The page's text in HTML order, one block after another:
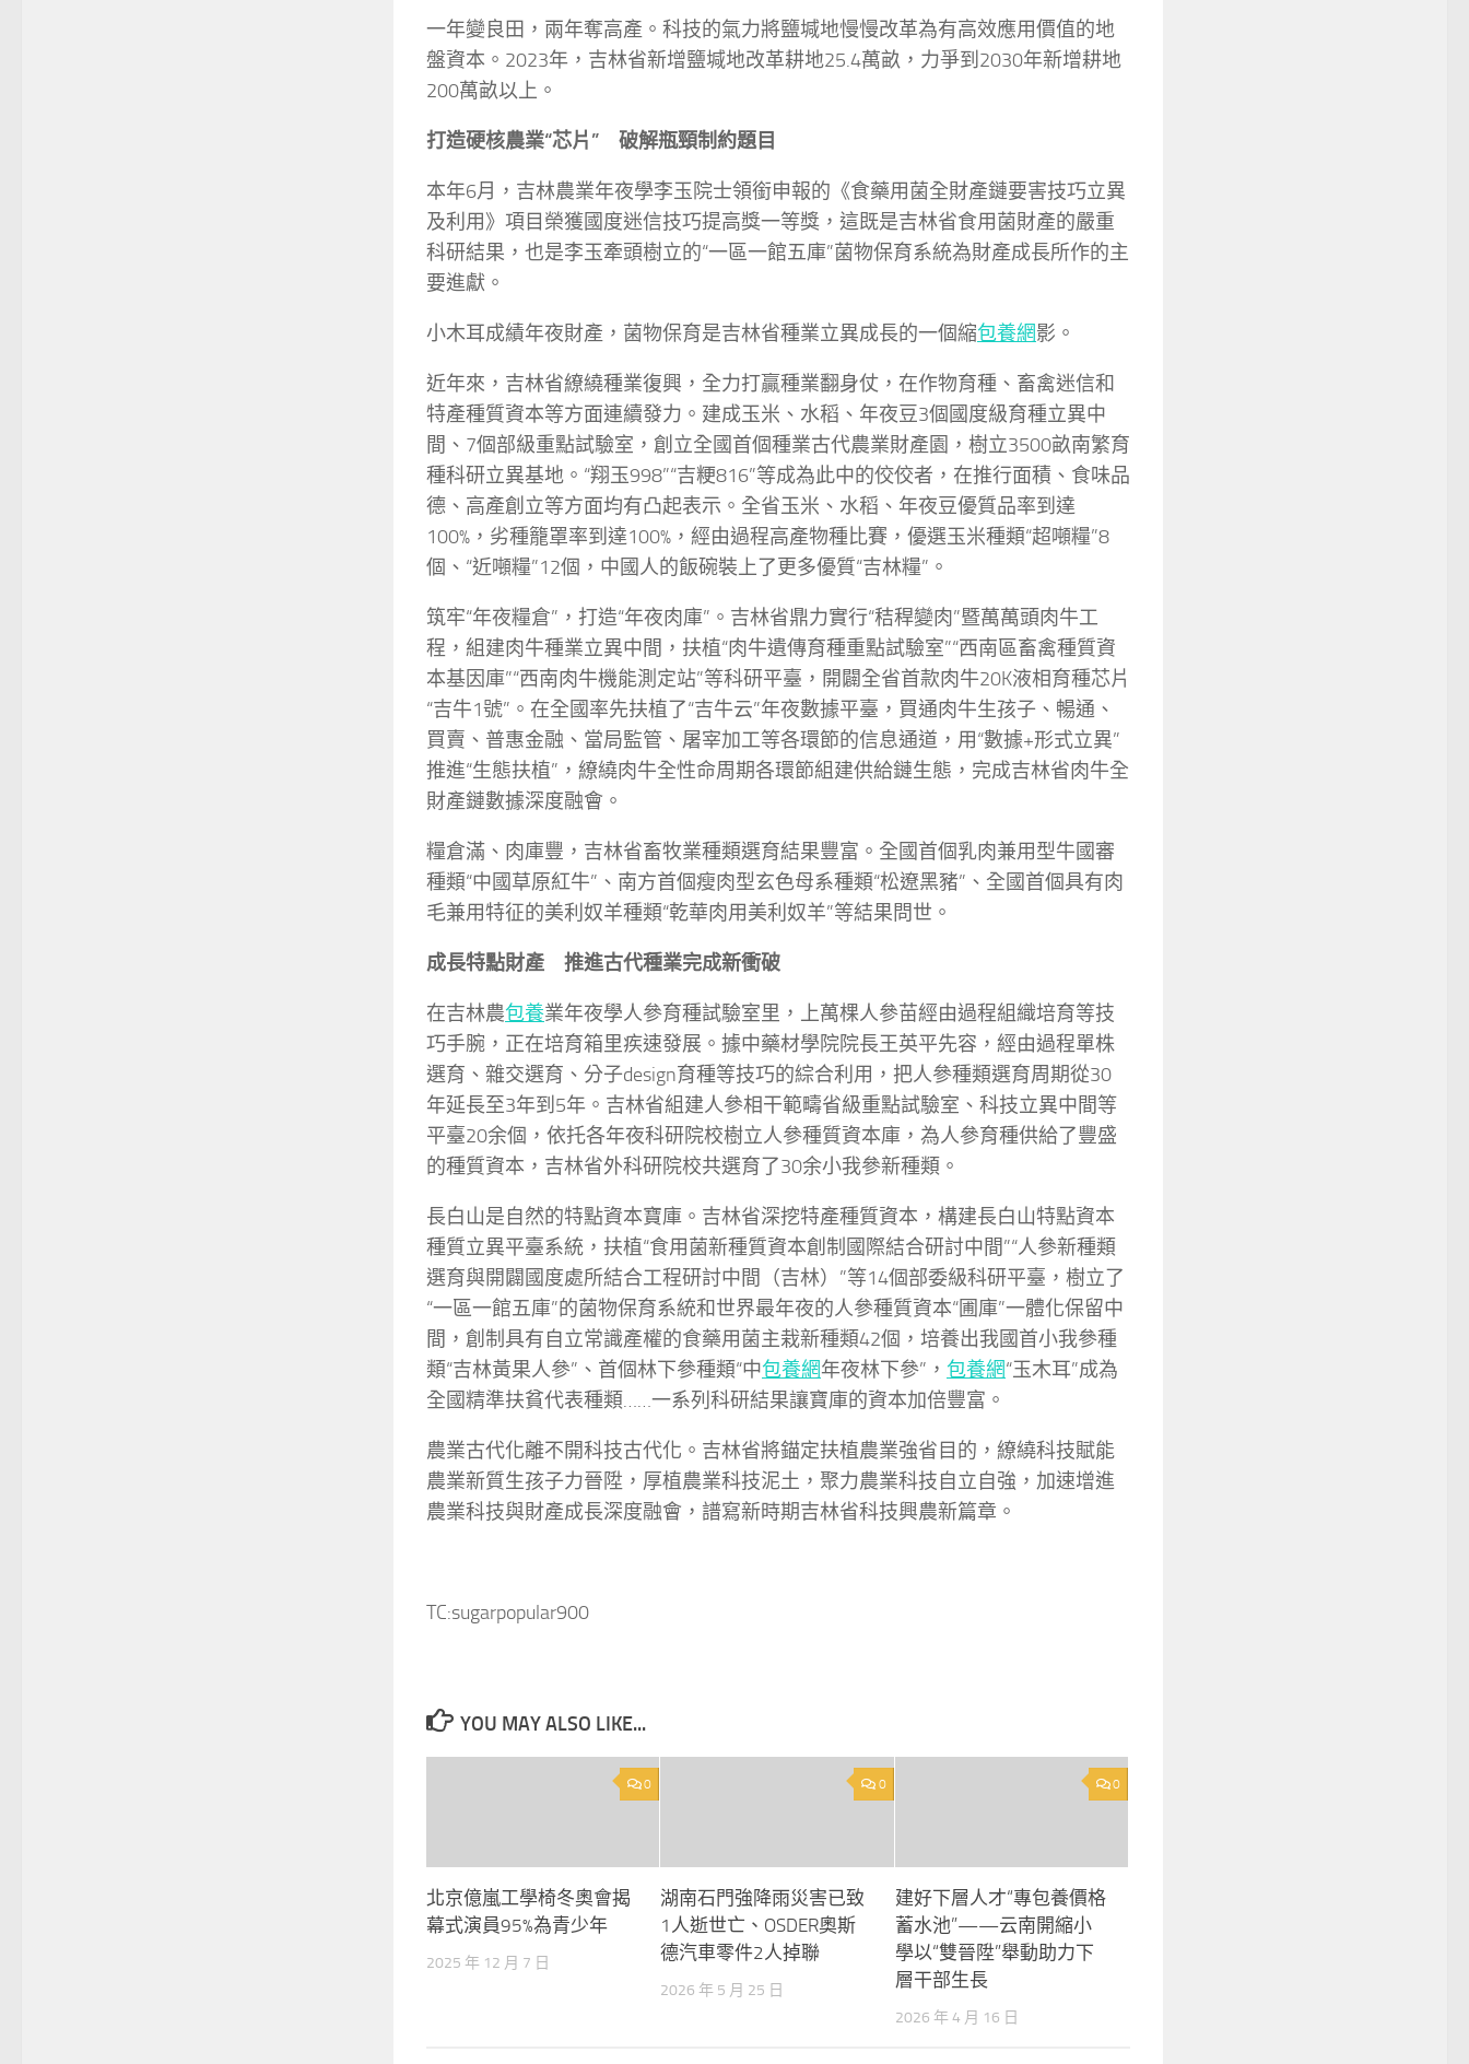
一年變良田，兩年奪高產。科技的氣力將鹽堿地慢慢改革為有高效應用價值的地
盤資本。2023年，吉林省新增鹽堿地改革耕地25.4萬畝，力爭到2030年新增耕地
200萬畝以上。
打造硬核農業“芯片” 破解瓶頸制約題目
本年6月，吉林農業年夜學李玉院士領銜申報的《食藥用菌全財產鏈要害技巧立異
及利用》項目榮獲國度迷信技巧提高獎一等獎，這既是吉林省食用菌財產的嚴重
科研結果，也是李玉牽頭樹立的“一區一館五庫”菌物保育系統為財產成長所作的主
要進獻。
小木耳成績年夜財產，菌物保育是吉林省種業立異成長的一個縮包養網影。
近年來，吉林省繚繞種業復興，全力打贏種業翻身仗，在作物育種、畜禽迷信和
特產種質資本等方面連續發力。建成玉米、水稻、年夜豆3個國度級育種立異中
間、7個部級重點試驗室，創立全國首個種業古代農業財產園，樹立3500畝南繁育
種科研立異基地。“翔玉998”“吉粳816”等成為此中的佼佼者，在推行面積、食味品
德、高產創立等方面均有凸起表示。全省玉米、水稻、年夜豆優質品率到達
100%，劣種籠罩率到達100%，經由過程高產物種比賽，優選玉米種類“超噸糧”8
個、“近噸糧”12個，中國人的飯碗裝上了更多優質“吉林糧”。
筑牢“年夜糧倉”，打造“年夜肉庫”。吉林省鼎力實行“秸稈變肉”暨萬萬頭肉牛工
程，組建肉牛種業立異中間，扶植“肉牛遺傳育種重點試驗室”“西南區畜禽種質資
本基因庫”“西南肉牛機能測定站”等科研平臺，開闢全省首款肉牛20K液相育種芯片
“吉牛1號”。在全國率先扶植了“吉牛云”年夜數據平臺，買通肉牛生孩子、暢通、
買賣、普惠金融、當局監管、屠宰加工等各環節的信息通道，用“數據+形式立異”
推進“生態扶植”，繚繞肉牛全性命周期各環節組建供給鏈生態，完成吉林省肉牛全
財產鏈數據深度融會。
糧倉滿、肉庫豐，吉林省畜牧業種類選育結果豐富。全國首個乳肉兼用型牛國審
種類“中國草原紅牛”、南方首個瘦肉型玄色母系種類“松遼黑豬”、全國首個具有肉
毛兼用特征的美利奴羊種類“乾華肉用美利奴羊”等結果問世。
成長特點財產 推進古代種業完成新衝破
在吉林農包養業年夜學人參育種試驗室里，上萬棵人參苗經由過程組織培育等技
巧手腕，正在培育箱里疾速發展。據中藥材學院院長王英平先容，經由過程單株
選育、雜交選育、分子design育種等技巧的綜合利用，把人參種類選育周期從30
年延長至3年到5年。吉林省組建人參相干範疇省級重點試驗室、科技立異中間等
平臺20余個，依托各年夜科研院校樹立人參種質資本庫，為人參育種供給了豐盛
的種質資本，吉林省外科研院校共選育了30余小我參新種類。
長白山是自然的特點資本寶庫。吉林省深挖特產種質資本，構建長白山特點資本
種質立異平臺系統，扶植“食用菌新種質資本創制國際結合研討中間”“人參新種類
選育與開闢國度處所結合工程研討中間（吉林）”等14個部委級科研平臺，樹立了
“一區一館五庫”的菌物保育系統和世界最年夜的人參種質資本“圃庫”一體化保留中
間，創制具有自立常識產權的食藥用菌主栽新種類42個，培養出我國首小我參種
類“吉林黃果人參”、首個林下參種類“中包養網年夜林下參”， 包養網“玉木耳”成為
全國精準扶貧代表種類……一系列科研結果讓寶庫的資本加倍豐富。
農業古代化離不開科技古代化。吉林省將錨定扶植農業強省目的，繚繞科技賦能
農業新質生孩子力晉陞，厚植農業科技泥土，聚力農業科技自立自強，加速增進
農業科技與財產成長深度融會，譜寫新時期吉林省科技興農新篇章。
TC:sugarpopular900
YOU MAY ALSO LIKE...
0
北京億嵐工學椅冬奧會揭
幕式演員95%為青少年
2025 年 12 月 7 日
0
湖南石門強降雨災害已致
1人逝世亡、OSDER奧斯
德汽車零件2人掉聯
2026 年 5 月 25 日
0
建好下層人才“專包養價格
蓄水池”——云南開縮小
學以“雙晉陞”舉動助力下
層干部生長
2026 年 4 月 16 日